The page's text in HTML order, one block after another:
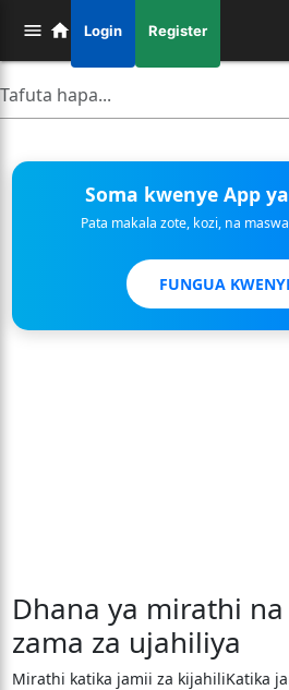
Login Register
Soma kwenye App
Pata makala zote, kozi, na
FUNGUA
Dhana ya mirathi
zama za ujahiliya
Mirathi katika jamii za kijahiliKatika